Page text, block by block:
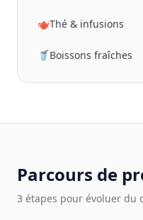
🫖Thé & infusions
🥤Boissons fraîches
Parcours de
3 étapes pour évoluer du